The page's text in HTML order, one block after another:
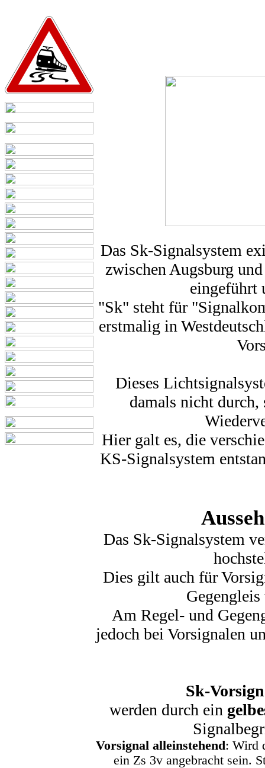
Das Sk-Signalsystem
zwischen Augsburg
eingeführt
"Sk" steht für
erstmalig in
Dieses
damals nicht durch,
Hier galt es, die
KS-Signalsystem
Das Sk-Signalsystem
Dies gilt auch für
Am Regel- und
jedoch bei Vorsignalen
Sk-
werden durch ein
Vorsignal alleinstehend: Wird
ein Zs 3v angebracht sein.